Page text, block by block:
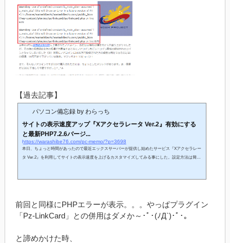
【過去記事】
パソコン備忘録 by わらっち
サイトの表示速度アップ『Xアクセラレータ Ver.2』有効にする
と最新PHP7.2.6バージ...
https://warashibe76.com/pc-memo/?p=3698
本日、ちょっと時間があったので最近エックスサーバーが提供し始めたサービス『Xアクセラレー
タ Ver.2』を利用してサイトの表示速度を上げるカスタマイズしてみる事にした。設定方法は簡
前回と同様にPHPエラーが表示。。。やっぱプラグイン
「Pz-LinkCard」との併用はダメか～･ﾟ･(ﾉД`)･ﾟ･｡
と諦めかけた時、